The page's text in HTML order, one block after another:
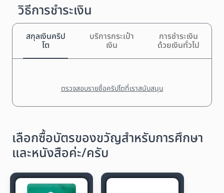
วิธีการชำระเงิน
สกุลเงินคริป
โต
บริการกระเป๋า
เงิน
การชำระเงิน
ด้วยเงินทั่วไป
ตรวจสอบรายชื่อคริปโตที่เราสนับสนุน
เลือกซื้อบัตรของขวัญสำหรับการศึกษา
และหนังสือค่ะ/ครับ